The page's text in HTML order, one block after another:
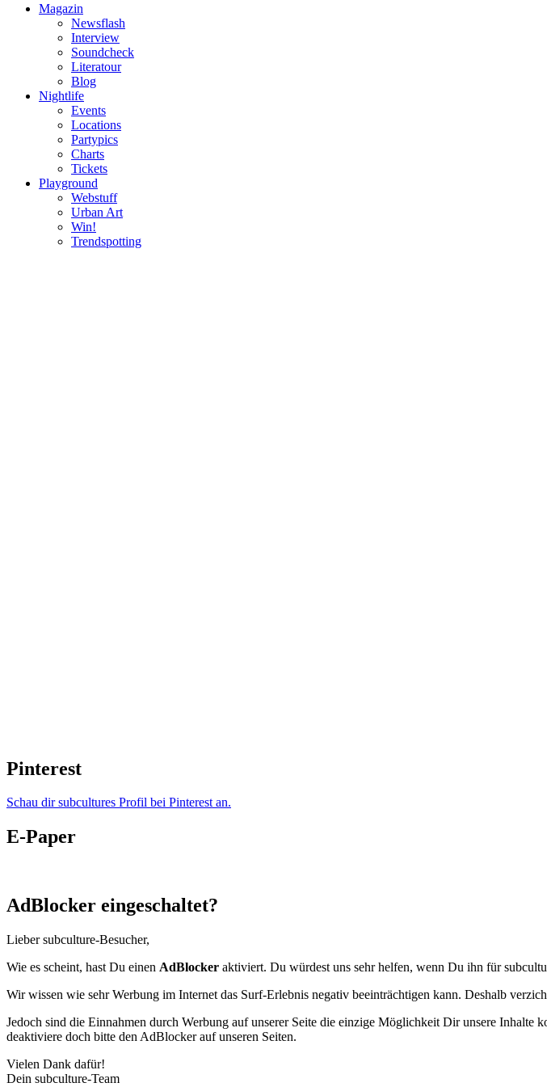
Magazin
Newsflash
Interview
Soundcheck
Literatour
Blog
Nightlife
Events
Locations
Partypics
Charts
Tickets
Playground
Webstuff
Urban Art
Win!
Trendspotting
Pinterest
Schau dir subcultures Profil bei Pinterest an.
E-Paper
AdBlocker eingeschaltet?
Lieber subculture-Besucher,
Wie es scheint, hast Du einen AdBlocker aktiviert. Du würdest uns sehr helfen, wenn Du ihn für
Wir wissen wie sehr Werbung im Internet das Surf-Erlebnis negativ beeinträchtigen kann. Deshalb
Jedoch sind die Einnahmen durch Werbung auf unserer Seite die einzige Möglichkeit Dir unsere
deaktiviere doch bitte den AdBlocker auf unseren Seiten.
Vielen Dank dafür!
Dein subculture-Team